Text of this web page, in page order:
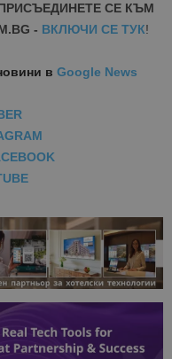
СЕ КЪМ
- ВКЛЮЧИ СЕ ТУК!
в Google News